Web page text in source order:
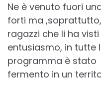
Ne è venuto fuori
forti ma
ragazzi che li ha
entusiasmo, in tutte
programma è stato
fermento in un